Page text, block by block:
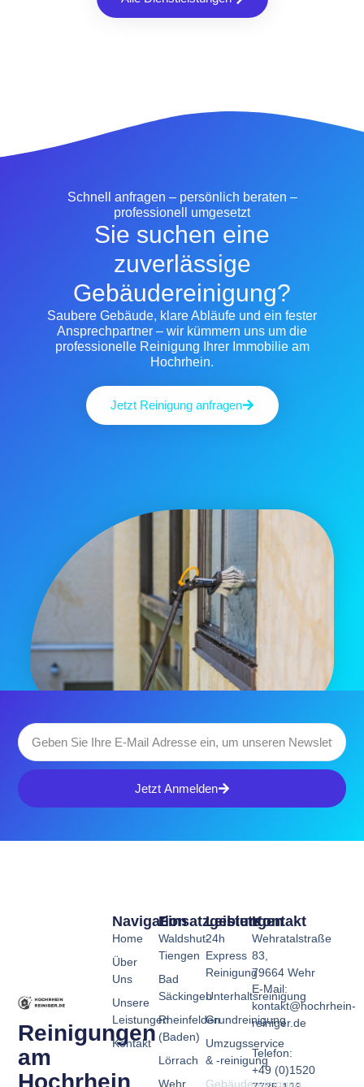
Schnell anfragen – persönlich beraten –
professionell umgesetzt
Sie suchen eine
zuverlässige
Gebäudereinigung?
Saubere Gebäude, klare Abläufe und ein fester
Ansprechpartner – wir kümmern uns um die
professionelle Reinigung Ihrer Immobilie am
Hochrhein.
Jetzt Reinigung anfragen
Jetzt Anmelden
Reinigungen
am
Hochrhein
Leistungen
24h
Express
Reinigung
Unterhaltsreinigung
Grundreinigung
Umzugsservice
& -reinigung
Gebäudereinigung
Einsatzgebiete
Waldshut-
Tiengen
Bad
Säckingen
Rheinfelden
(Baden)
Lörrach
Wehr
Navigation
Home
Über
Uns
Unsere
Leistungen
Kontakt
Kontakt
Wehratalstraße
83,
79664 Wehr
E-Mail:
kontakt@hochrhein-
reiniger.de
Telefon:
+49 (0)1520